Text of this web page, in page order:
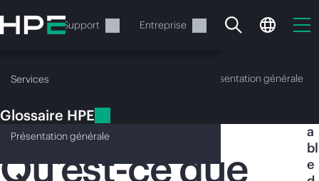
au
contenu
Services Support Entreprise
Services
Glossaire HPE Présentation générale
Présentation générale
Glossaire HPE
SASE
Qu’est-ce que
a
bl
e